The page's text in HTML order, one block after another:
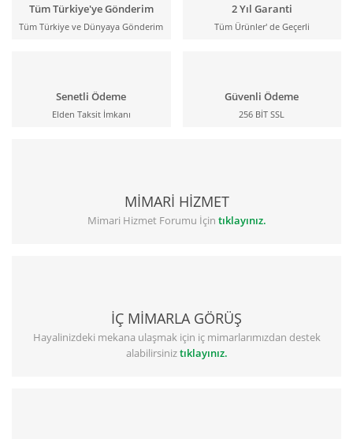
Tüm Türkiye'ye Gönderim
Tüm Türkiye ve Dünyaya Gönderim
2 Yıl Garanti
Tüm Ürünler' de Geçerli
Senetli Ödeme
Elden Taksit İmkanı
Güvenli Ödeme
256 BİT SSL
MİMARİ HİZMET
Mimari Hizmet Forumu İçin tıklayınız.
İÇ MİMARLA GÖRÜŞ
Hayalinizdeki mekana ulaşmak için iç mimarlarımızdan destek
alabilirsiniztıklayınız.